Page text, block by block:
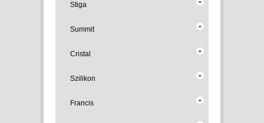
Stiga
Summit
Cristal
Szilikon
Francis